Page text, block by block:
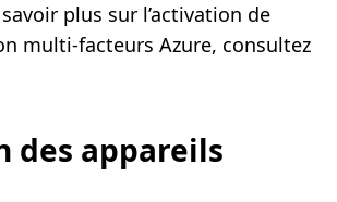
plus sur l’activation de
multi-facteurs Azure, consultez
des appareils